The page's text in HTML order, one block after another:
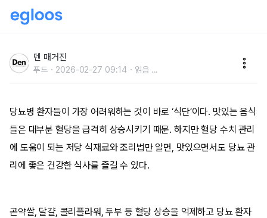
4
덴 매거진
푸드 2026-02-27 09:14 읽음 ...
당뇨병 환자들이 가장 어려워하는 것이 바로 ‘식단’이다. 맛있는 음식
들은 대부분 혈당을 급격히 상승시키기 때문. 하지만 혈당 수치 관리
에 도움이 되는 저당 식재료와 조리법만 알면, 맛있으면서도 당뇨 관
리에 좋은 건강한 식사를 즐길 수 있다.
곤약쌀, 달걀, 콜리플라워, 두부 등 혈당 상승을 억제하고 당뇨 환자